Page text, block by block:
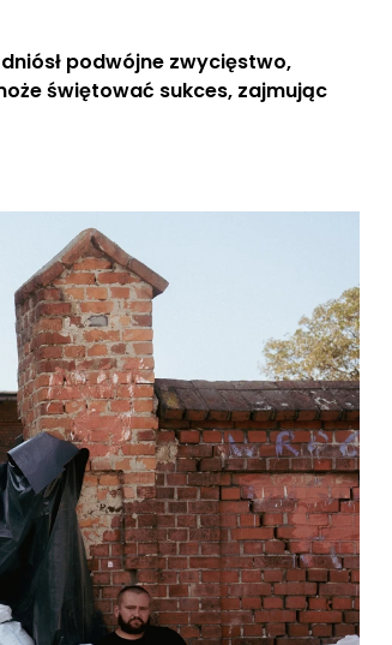
podwójne zwycięstwo,
świętować sukces, zajmując